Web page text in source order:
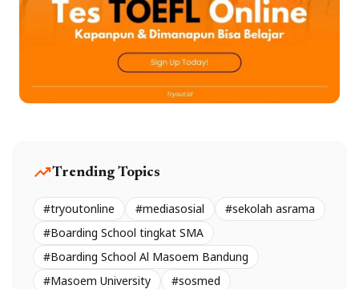
trending_upTrending Topics
#tryoutonline #mediasosial
#sekolah asrama
#Boarding School tingkat SMA
#Boarding School Al Masoem Bandung
#Masoem University
#sosmed